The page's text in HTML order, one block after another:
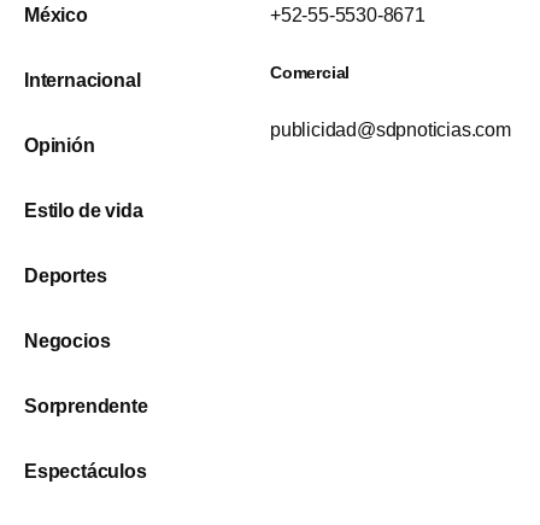
México
Internacional
Opinión
Estilo de vida
Deportes
Negocios
Sorprendente
Espectáculos
+52-55-5530-8671
Comercial
publicidad@sdpnoticias.com